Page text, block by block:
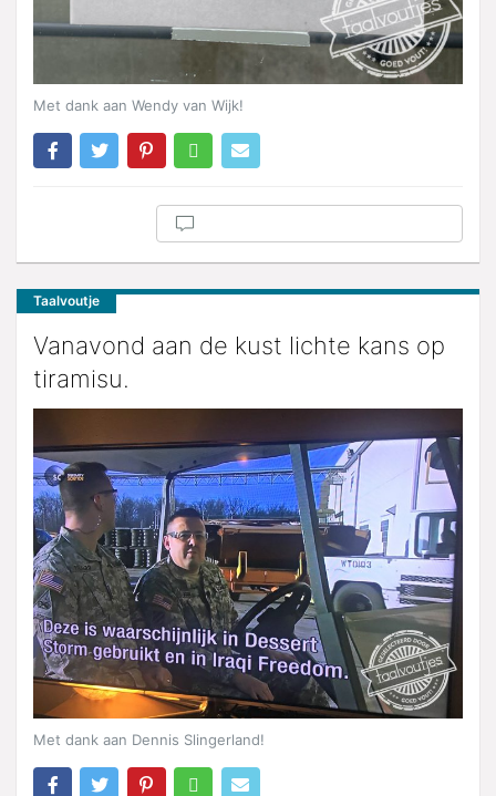
Met dank aan Wendy van Wijk!
Taalvoutje
Vanavond aan de kust lichte kans op
tiramisu.
Met dank aan Dennis Slingerland!